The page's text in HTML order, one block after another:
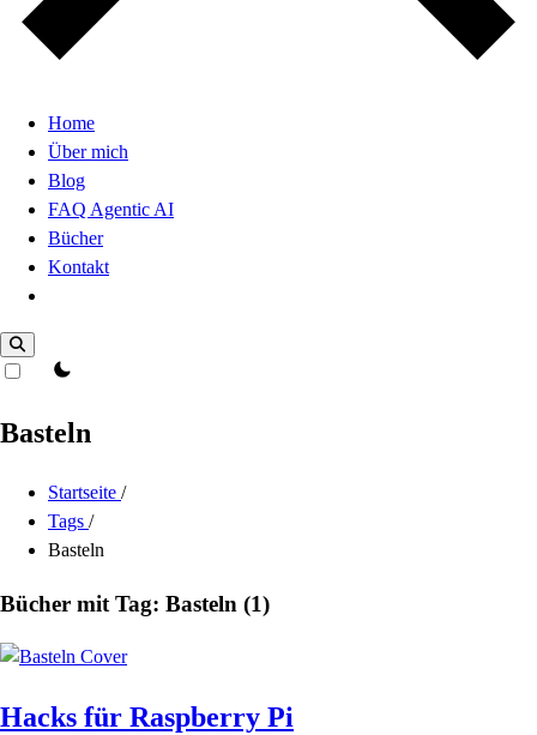
Home
Über mich
Blog
FAQ Agentic AI
Bücher
Kontakt
theme switcher
Basteln
Startseite /
Tags /
Basteln
Bücher mit Tag: Basteln (1)
Hacks für Raspberry Pi